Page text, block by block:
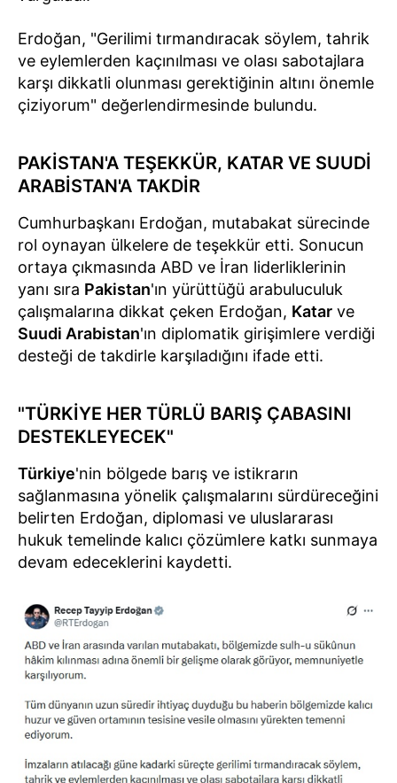
Erdoğan, "Gerilimi tırmandıracak söylem, tahrik
ve eylemlerden kaçınılması ve olası sabotajlara
karşı dikkatli olunması gerektiğinin altını önemle
çiziyorum" değerlendirmesinde bulundu.
PAKİSTAN'A TEŞEKKÜR, KATAR VE SUUDİ
ARABİSTAN'A TAKDİR
Cumhurbaşkanı Erdoğan, mutabakat sürecinde
rol oynayan ülkelere de teşekkür etti. Sonucun
ortaya çıkmasında ABD ve İran liderliklerinin
yanı sıra Pakistan'ın yürüttüğü arabuluculuk
çalışmalarına dikkat çeken Erdoğan, Katar ve
Suudi Arabistan'ın diplomatik girişimlere verdiği
desteği de takdirle karşıladığını ifade etti.
"TÜRKİYE HER TÜRLÜ BARIŞ ÇABASINI
DESTEKLEYECEK"
Türkiye'nin bölgede barış ve istikrarın
sağlanmasına yönelik çalışmalarını sürdüreceğini
belirten Erdoğan, diplomasi ve uluslararası
hukuk temelinde kalıcı çözümlere katkı sunmaya
devam edeceklerini kaydetti.